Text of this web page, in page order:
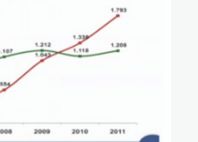
de oro